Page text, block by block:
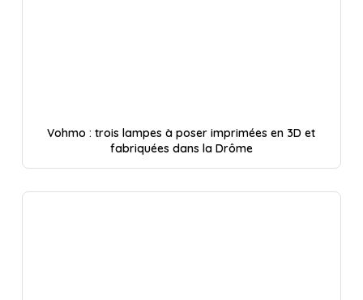
Vohmo : trois lampes à poser imprimées en 3D et
fabriquées dans la Drôme